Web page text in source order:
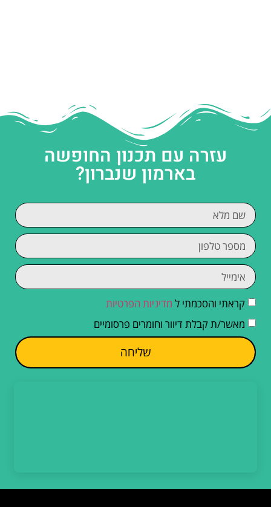
עזרה עם תכנון החופשה
בארמון שנברון?
קראתי והסכמתי ל מדיניות הפרטיות
מאשר/ת קבלת דיוור וחומרים פרסומיים
שליחה